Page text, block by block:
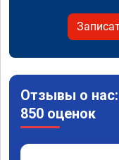
Отзывы о нас:
850 оценок